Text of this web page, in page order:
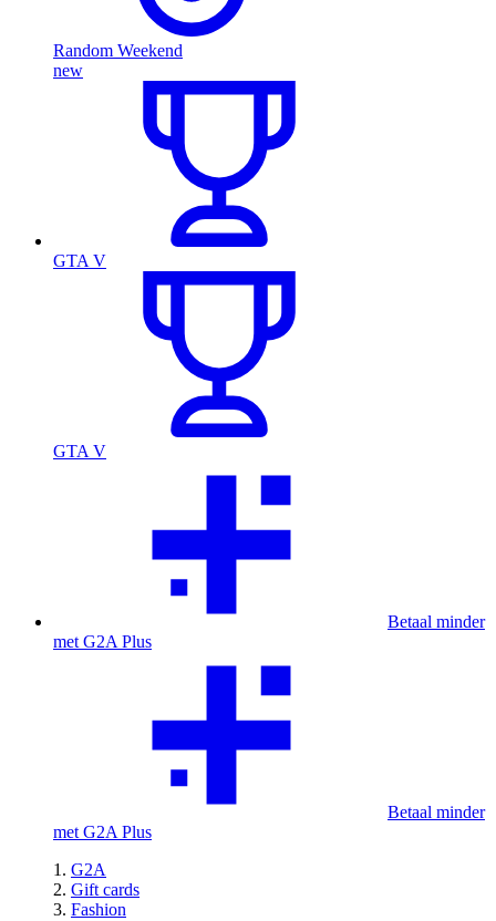
Random Weekend
new
GTA V
GTA V
Betaal minder
met G2A Plus
Betaal minder
met G2A Plus
G2A
Gift cards
Fashion